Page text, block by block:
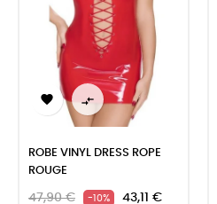
 
ROBE VINYL DRESS ROPE
ROUGE
47,90 € -10% 43,11 €